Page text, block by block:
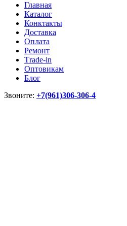
Главная
Каталог
Конктакты
Доставка
Оплата
Ремонт
Тrade-in
Оптовикам
Блог
Звоните: +7(961)306-306-4